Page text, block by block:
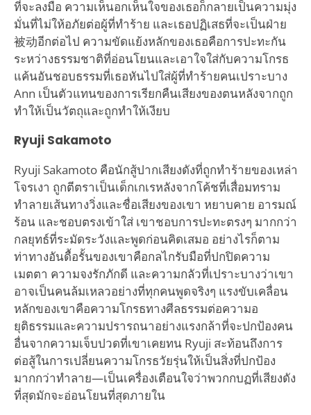
ที่จะลงมือ ความเห็นอกเห็นใจของเธอก็กลายเป็นความมุ่ง
มั่นที่ไม่ให้อภัยต่อผู้ที่ทำร้าย และเธอปฏิเสธที่จะเป็นฝ่าย
被动อีกต่อไป ความขัดแย้งหลักของเธอคือการปะทะกัน
ระหว่างธรรมชาติที่อ่อนโยนและเอาใจใส่กับความโกรธ
แค้นอันชอบธรรมที่เธอหันไปใส่ผู้ที่ทำร้ายคนเปราะบาง
Ann เป็นตัวแทนของการเรียกคืนเสียงของตนหลังจากถูก
ทำให้เป็นวัตถุและถูกทำให้เงียบ
Ryuji Sakamoto
Ryuji Sakamoto คือนักสู้ปากเสียงดังที่ถูกทำร้ายของเหล่า
โจรเงา ถูกตีตราเป็นเด็กเกเรหลังจากโค้ชที่เสื่อมทราม
ทำลายเส้นทางวิ่งและชื่อเสียงของเขา หยาบคาย อารมณ์
ร้อน และชอบตรงเข้าใส่ เขาชอบการปะทะตรงๆ มากกว่า
กลยุทธ์ที่ระมัดระวังและพูดก่อนคิดเสมอ อย่างไรก็ตาม
ท่าทางอันดื้อรั้นของเขาคือกลไกรับมือที่ปกปิดความ
เมตตา ความจงรักภักดี และความกลัวที่เปราะบางว่าเขา
อาจเป็นคนล้มเหลวอย่างที่ทุกคนพูดจริงๆ แรงขับเคลื่อน
หลักของเขาคือความโกรธทางศีลธรรมต่อความอ
ยุติธรรมและความปรารถนาอย่างแรงกล้าที่จะปกป้องคน
อื่นจากความเจ็บปวดที่เขาเคยทน Ryuji สะท้อนถึงการ
ต่อสู้ในการเปลี่ยนความโกรธวัยรุ่นให้เป็นสิ่งที่ปกป้อง
มากกว่าทำลาย—เป็นเครื่องเตือนใจว่าพวกกบฏที่เสียงดัง
ที่สุดมักจะอ่อนโยนที่สุดภายใน